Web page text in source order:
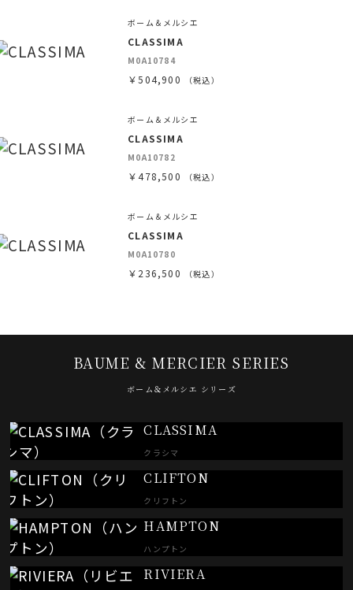
ボーム＆メルシエ
CLASSIMA
M0A10784
￥504,900 （税込）
ボーム＆メルシエ
CLASSIMA
M0A10782
￥478,500 （税込）
ボーム＆メルシエ
CLASSIMA
M0A10780
￥236,500 （税込）
BAUME & MERCIER SERIES
ボーム＆メルシエ シリーズ
CLASSIMA
クラシマ
CLIFTON
クリフトン
HAMPTON
ハンプトン
RIVIERA